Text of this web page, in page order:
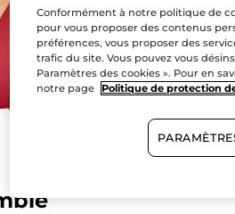
Conformément à notre politique de
pour vous proposer des contenus
préférences, vous proposer des
trafic du site. Vous pouvez vous
Paramètres des cookies ». Pour en
notre page
Politique de protection